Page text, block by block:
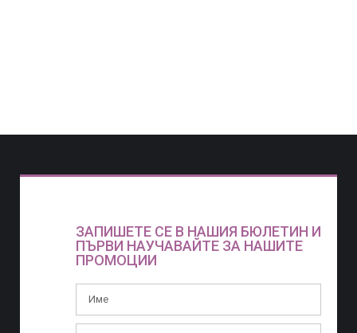
ЗАПИШЕТЕ СЕ В НАШИЯ БЮЛЕТИН И
ПЪРВИ НАУЧАВАЙТЕ ЗА НАШИТЕ
ПРОМОЦИИ